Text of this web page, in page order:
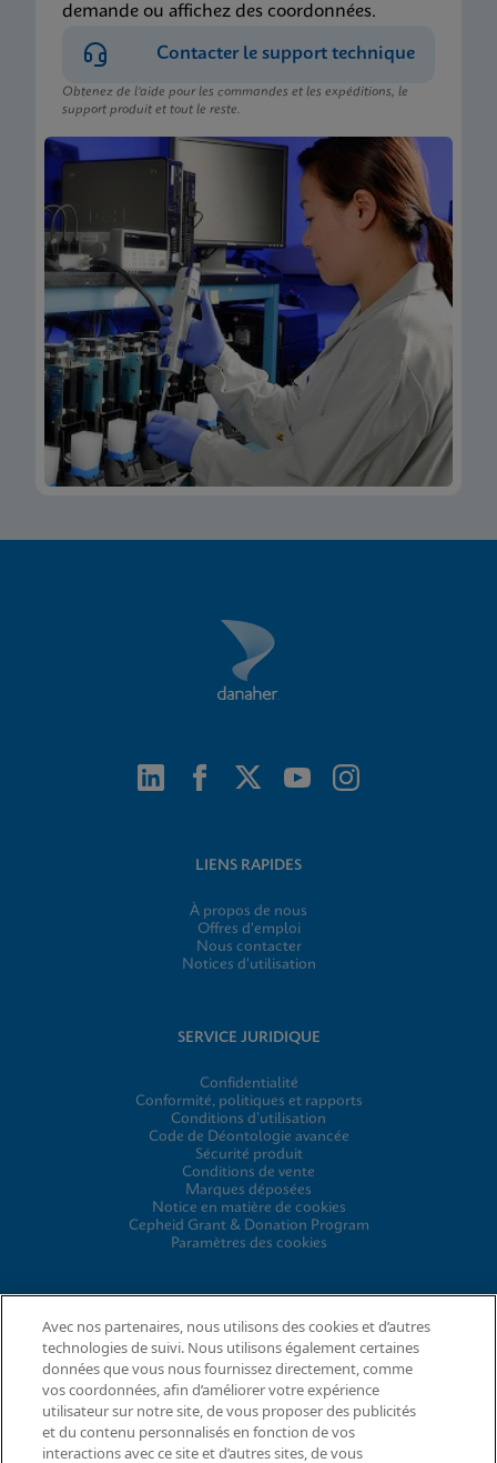
demande ou affichez des coordonnées.
Contacter le support technique
Obtenez de l’aide pour les commandes et les expéditions, le
support produit et tout le reste.
LIENS RAPIDES
À propos de nous
Offres d'emploi
Nous contacter
Notices d'utilisation
SERVICE JURIDIQUE
Confidentialité
Conformité, politiques et rapports
Conditions d’utilisation
Code de Déontologie avancée
Sécurité produit
Conditions de vente
Marques déposées
Notice en matière de cookies
Cepheid Grant & Donation Program
Paramètres des cookies
Contrat de traitement des données
Conditions générales relatives à la sécurité de l’information
Avec nos partenaires, nous utilisons des cookies et d’autres
technologies de suivi. Nous utilisons également certaines
données que vous nous fournissez directement, comme
vos coordonnées, afin d’améliorer votre expérience
utilisateur sur notre site, de vous proposer des publicités
et du contenu personnalisés en fonction de vos
interactions avec ce site et d’autres sites, de vous